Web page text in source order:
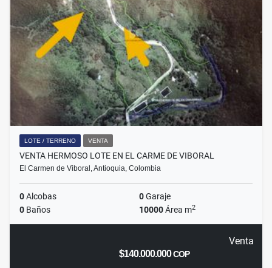
LOTE / TERRENO VENTA
VENTA HERMOSO LOTE EN EL CARME DE VIBORAL
El Carmen de Viboral, Antioquia, Colombia
0Alcobas 0Garaje
0 Baños 10000Área m2
Venta
$140.000.000COP